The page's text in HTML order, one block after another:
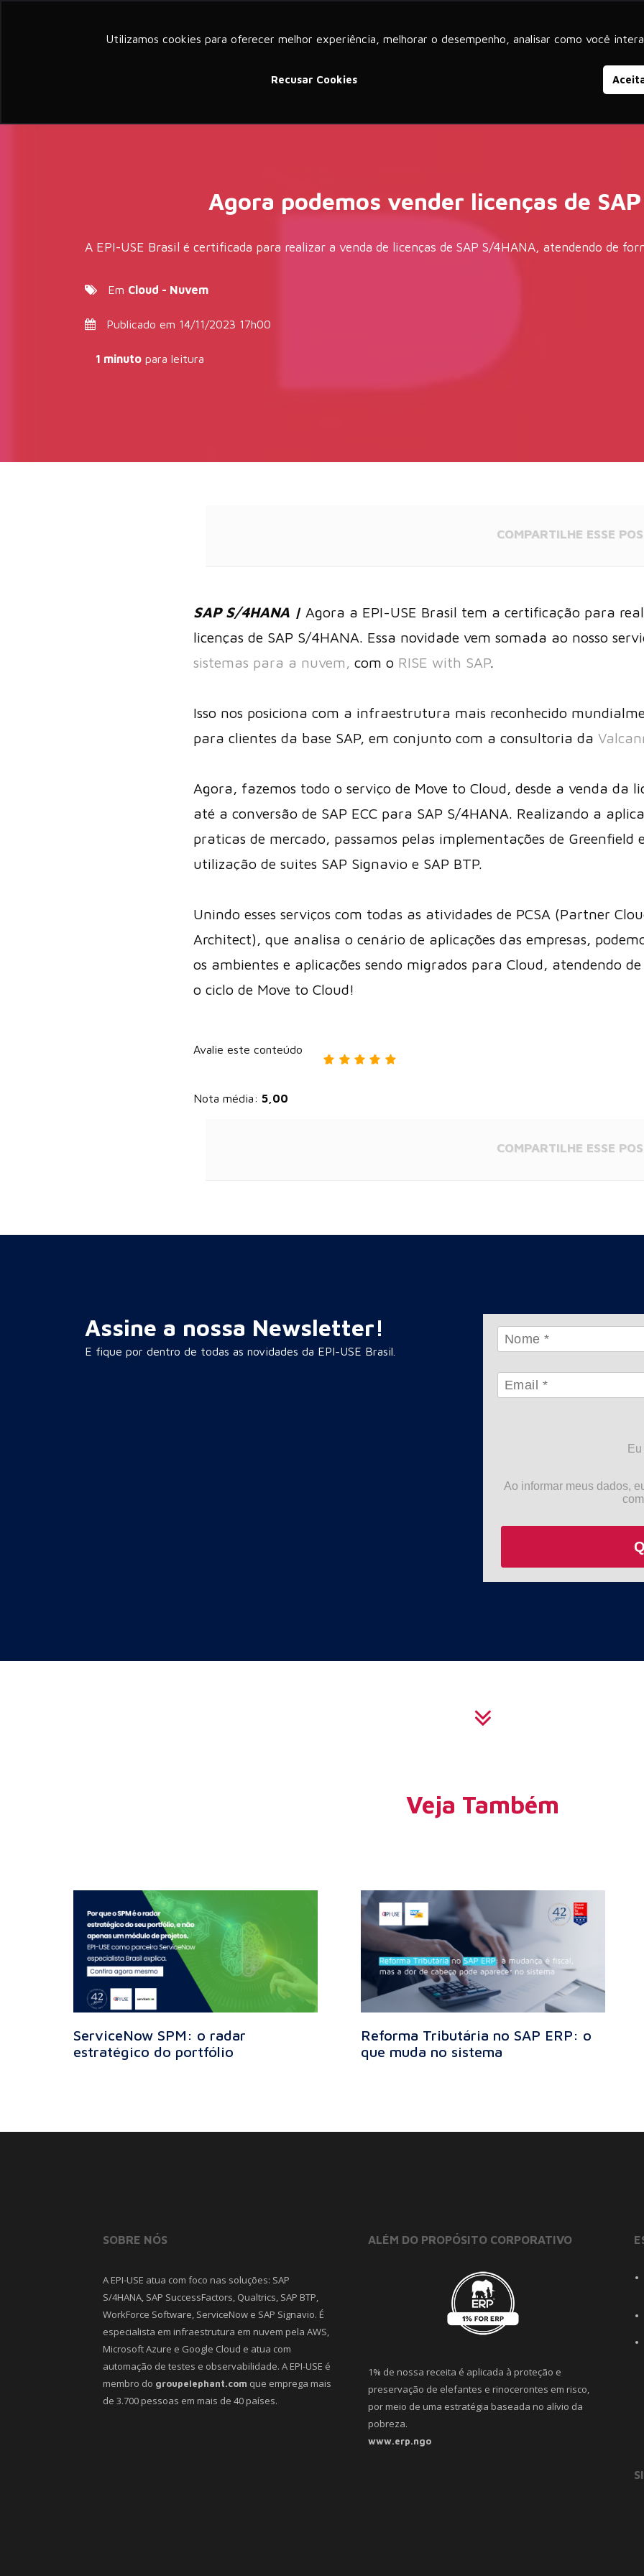
Utilizamos cookies para oferecer melhor experiência, melhorar o desempenho, analisar como você
Recusar Cookies
SAP SuccessFactors
Agora podemos vender licenças de
A EPI-USE Brasil é certificada para realizar a venda de licenças de SAP S/4HANA, atendendo de
Em Cloud - Nuvem
Publicado em 14/11/2023 17h00
1 minutopara leitura
COMPARTILHE ESSE
SAP S/4HANA | Agora a EPI-USE Brasil tem a certificação para
licenças de SAP S/4HANA. Essa novidade vem somada ao nosso
sistemas para a nuvem, com o RISE with SAP.
Isso nos posiciona com a infraestrutura mais reconhecido
para clientes da base SAP, em conjunto com a consultoria da
Agora, fazemos todo o serviço de Move to Cloud, desde a venda da
até a conversão de SAP ECC para SAP S/4HANA. Realizando a
praticas de mercado, passamos pelas implementações de Greenfield
utilização de suites SAP Signavio e SAP BTP.
Unindo esses serviços com todas as atividades de PCSA (Partner
Architect), que analisa o cenário de aplicações das empresas,
os ambientes e aplicações sendo migrados para Cloud, atendendo
o ciclo de Move to Cloud!
Avalie este conteúdo
Nota média: 5,00
COMPARTILHE ESSE
Assine a nossa Newsletter!
E fique por dentro de todas as novidades da EPI-USE Brasil.
Ao informar meus dados,
Veja Também
ServiceNow SPM: o radar
estratégico do portfólio
Reforma Tributária no SAP ERP: o
que muda no sistema
SOBRE NÓS
A EPI-USE atua com foco nas soluções: SAP
S/4HANA, SAP SuccessFactors, Qualtrics, SAP BTP,
WorkForce Software, ServiceNow e SAP Signavio. É
especialista em infraestrutura em nuvem pela AWS,
Microsoft Azure e Google Cloud e atua com
automação de testes e observabilidade. A EPI-USE é
membro do groupelephant.com que emprega mais
de 3.700 pessoas em mais de 40 países.
ALÉM DO PROPÓSITO CORPORATIVO
1% de nossa receita é aplicada à proteção e
preservação de elefantes e rinocerontes em risco,
por meio de uma estratégia baseada no alívio da
pobreza.
www.erp.ngo